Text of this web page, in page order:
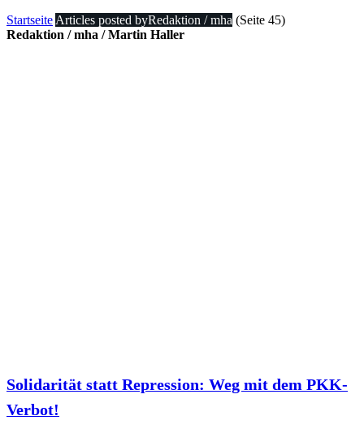
Startseite Articles posted byRedaktion / mha (Seite 45)
Redaktion / mha / Martin Haller
Solidarität statt Repression: Weg mit dem PKK-
Verbot!